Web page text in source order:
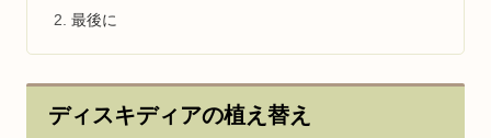
最後に
ディスキディアの植え替え